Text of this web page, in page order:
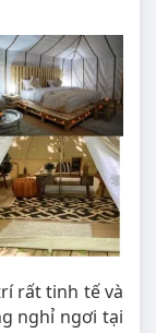
rất tinh tế và
nghỉ ngơi tại